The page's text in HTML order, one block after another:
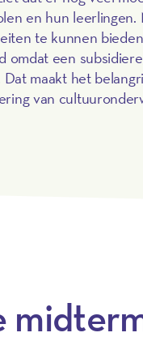
en hun
te kunnen
omdat een
maakt het
van